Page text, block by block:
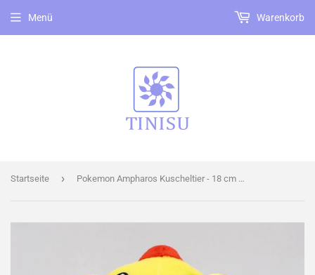
Menü Warenkorb
Startseite › Pokemon Ampharos Kuscheltier - 18 cm Plüschtier